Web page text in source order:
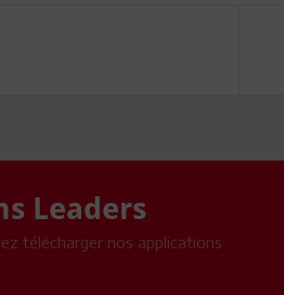
Leaders
télécharger nos applications